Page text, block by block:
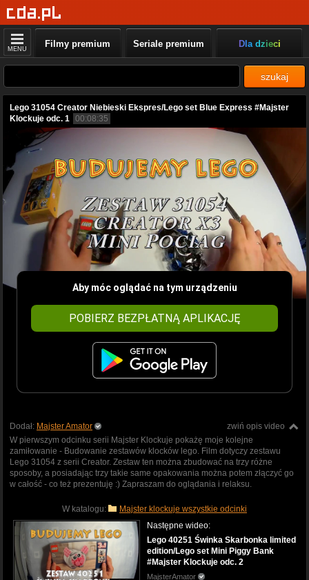
MENU Filmy premium Seriale premium Dla dzieci
szukaj
Lego 31054 Creator Niebieski Ekspres/Lego set Blue Express #Majster
Klockuje odc. 1 00:08:35
Aby móc oglądać na tym urządzeniu
POBIERZ BEZPŁATNĄ APLIKACJĘ
zwiń opis video
Dodał: Majster Amator
W pierwszym odcinku serii Majster Klockuje pokażę moje kolejne
zamiłowanie - Budowanie zestawów klocków lego. Film dotyczy zestawu
Lego 31054 z serii Creator. Zestaw ten można zbudować na trzy różne
sposoby, a posiadając trzy takie same opakowania można potem złączyć go
w całość - co też prezentuję :) Zapraszam do oglądania i relaksu.
W katalogu: Majster klockuje wszystkie odcinki
Następne wideo:
Lego 40251 Świnka Skarbonka limited
edition/Lego set Mini Piggy Bank
#Majster Klockuje odc. 2
MajsterAmator